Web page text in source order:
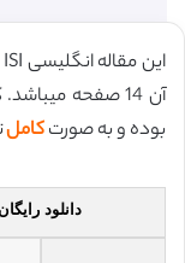
آن 14 صفحه میباشد. کیفیت ترجمه این مقاله ارزان – نقره ای
بوده و به صورتکامل
دانلود